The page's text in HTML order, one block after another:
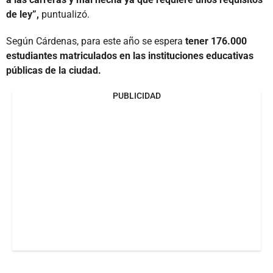
de ley”, puntualizó.
Según Cárdenas, para este año se espera tener 176.000
estudiantes matriculados en las instituciones educativas
públicas de la ciudad.
PUBLICIDAD